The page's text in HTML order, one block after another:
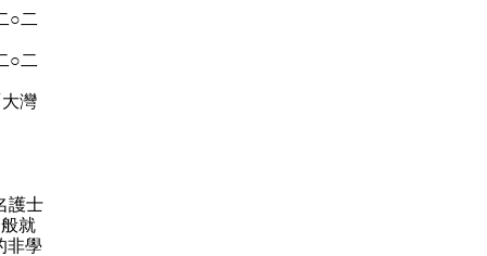
○二
○二
灣
護士
就
非學